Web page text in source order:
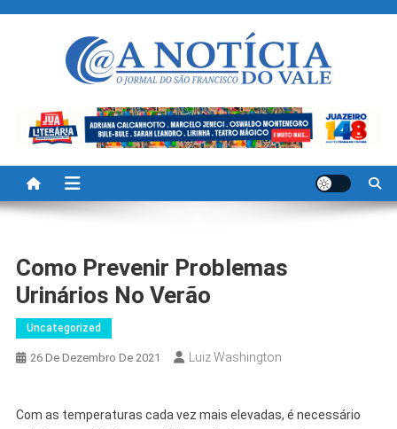
A Noticia Do Vale
Como Prevenir Problemas
Urinários No Verão
Uncategorized
26 De Dezembro De 2021 Luiz Washington
Com as temperaturas cada vez mais elevadas, é necessário